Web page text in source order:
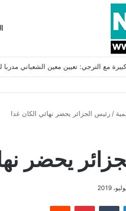
وبتكليف من سعيّد: الخارجية تستدعي
/ رئيس الجزائر يحضر نهائي الكان غدا
يحضر
لينكدإن بينتيريست